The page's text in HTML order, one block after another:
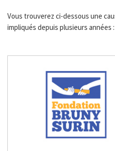
Vous trouverez ci-dessous une
impliqués depuis plusieurs années :